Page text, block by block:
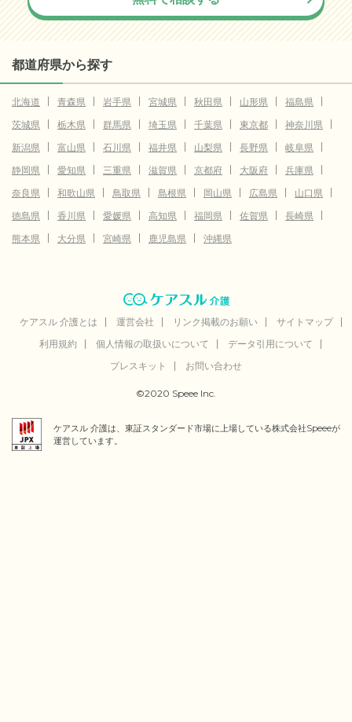
都道府県から探す
北海道 青森県 岩手県 宮城県 秋田県 山形県
福島県
茨城県
栃木県 群馬県 埼玉県 千葉県 東京都
神奈川県
新潟県
富山県 石川県 福井県 山梨県 長野県
岐阜県
静岡県
愛知県 三重県 滋賀県 京都府 大阪府
兵庫県
奈良県
和歌山県 鳥取県 島根県 岡山県 広島県
山口県
徳島県
香川県 愛媛県 高知県 福岡県 佐賀県
長崎県
熊本県
大分県 宮崎県 鹿児島県 沖縄県
ケアスル 介護とは 運営会社 リンク掲載のお願い
サイトマップ
利用規約
個人情報の取扱いについて
データ引用について
プレスキット
お問い合わせ
©2020 Speee Inc.
ケアスル 介護は、東証スタンダード市場に上場している株式会社Speeeが
運営しています。